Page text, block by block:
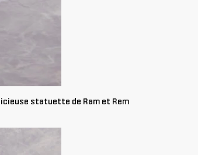
statuette de Ram et Rem